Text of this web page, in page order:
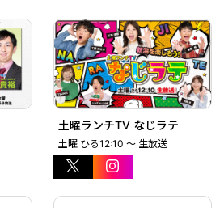
土曜ランチTV なじラテ
土曜 ひる12:10 ～ 生放送